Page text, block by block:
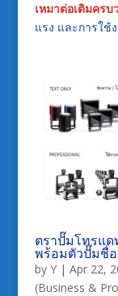
เหมาต่อเติมครบ
แรง และการใช้
ตราปั๊มโทรแ
พร้อมตัวปั๊มชื่
by Y| Apr 22,
(Business &